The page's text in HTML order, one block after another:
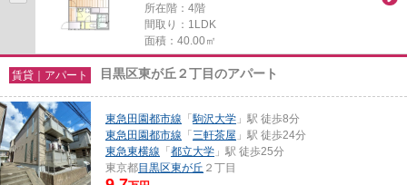
所在階：4階
間取り：1LDK
面積：40.00㎡
賃貸｜アパート 目黒区東が丘２丁目のアパート
東急田園都市線 「駒沢大学 」駅 徒歩8分
東急田園都市線 「三軒茶屋 」駅 徒歩24分
東急東横線 「都立大学 」駅 徒歩25分
東京都目黒区東が丘 ２丁目